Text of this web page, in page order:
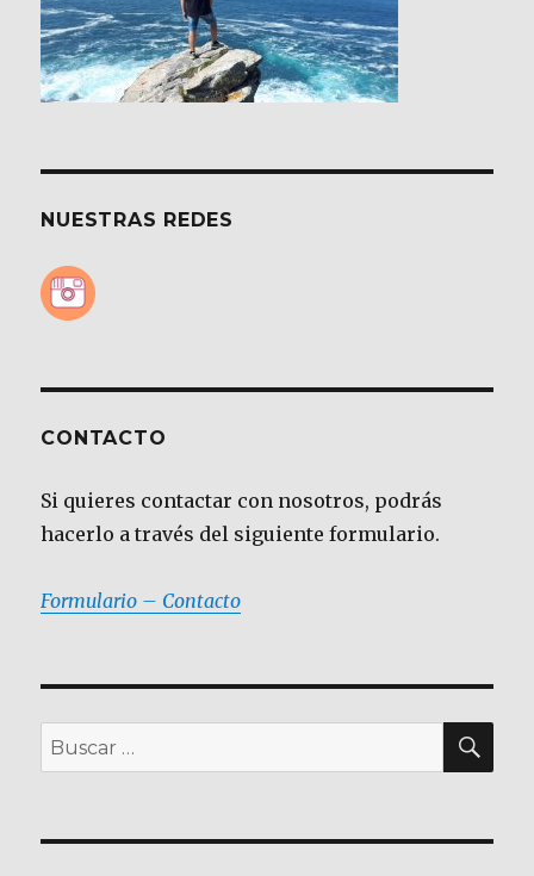
NUESTRAS REDES
CONTACTO
Si quieres contactar con nosotros, podrás
hacerlo a través del siguiente formulario.
Formulario – Contacto
Buscar
por: